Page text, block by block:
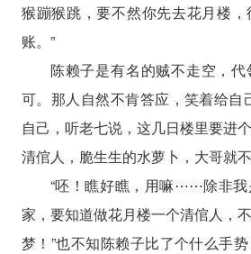
猴蹦猴跳，要不然你先去花月楼
账。”
陈赖子是有名的贼不走空，
可。那人自然不肯答应，笑着给自
自己，听老七说，这几日楼里要进
清倌人，脆生生的水萝卜，大哥就
“呸！瞧好瞧，用嘛⋯⋯除非我
家，要知道做花月楼一个清倌人，
梦！”也不知陈赖子比了个什么手